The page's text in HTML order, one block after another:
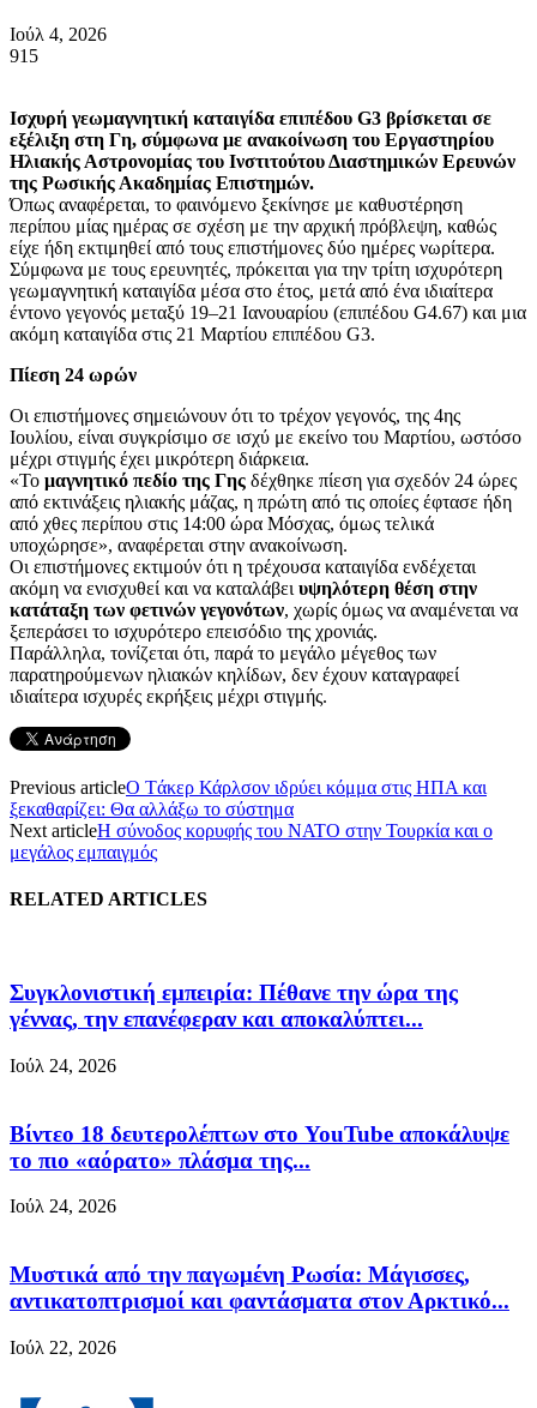
Ιούλ 4, 2026
915
Ισχυρή γεωμαγνητική καταιγίδα επιπέδου G3 βρίσκεται σε
εξέλιξη στη Γη, σύμφωνα με ανακοίνωση του Εργαστηρίου
Ηλιακής Αστρονομίας του Ινστιτούτου Διαστημικών Ερευνών
της Ρωσικής Ακαδημίας Επιστημών.
Όπως αναφέρεται, το φαινόμενο ξεκίνησε με καθυστέρηση
περίπου μίας ημέρας σε σχέση με την αρχική πρόβλεψη, καθώς
είχε ήδη εκτιμηθεί από τους επιστήμονες δύο ημέρες νωρίτερα.
Σύμφωνα με τους ερευνητές, πρόκειται για την τρίτη ισχυρότερη
γεωμαγνητική καταιγίδα μέσα στο έτος, μετά από ένα ιδιαίτερα
έντονο γεγονός μεταξύ 19–21 Ιανουαρίου (επιπέδου G4.67) και μια
ακόμη καταιγίδα στις 21 Μαρτίου επιπέδου G3.
Πίεση 24 ωρών
Οι επιστήμονες σημειώνουν ότι το τρέχον γεγονός, της 4ης
Ιουλίου, είναι συγκρίσιμο σε ισχύ με εκείνο του Μαρτίου, ωστόσο
μέχρι στιγμής έχει μικρότερη διάρκεια.
«Το μαγνητικό πεδίο της Γης δέχθηκε πίεση για σχεδόν 24 ώρες
από εκτινάξεις ηλιακής μάζας, η πρώτη από τις οποίες έφτασε ήδη
από χθες περίπου στις 14:00 ώρα Μόσχας, όμως τελικά
υποχώρησε», αναφέρεται στην ανακοίνωση.
Οι επιστήμονες εκτιμούν ότι η τρέχουσα καταιγίδα ενδέχεται
ακόμη να ενισχυθεί και να καταλάβει υψηλότερη θέση στην
κατάταξη των φετινών γεγονότων, χωρίς όμως να αναμένεται να
ξεπεράσει το ισχυρότερο επεισόδιο της χρονιάς.
Παράλληλα, τονίζεται ότι, παρά το μεγάλο μέγεθος των
παρατηρούμενων ηλιακών κηλίδων, δεν έχουν καταγραφεί
ιδιαίτερα ισχυρές εκρήξεις μέχρι στιγμής.
Previous articleΟ Tάκερ Κάρλσον ιδρύει κόμμα στις ΗΠΑ και
ξεκαθαρίζει: Θα αλλάξω το σύστημα
Next articleΗ σύνοδος κορυφής του ΝΑΤΟ στην Τουρκία και ο
μεγάλος εμπαιγμός
RELATED ARTICLES
Συγκλονιστική εμπειρία: Πέθανε την ώρα της
γέννας, την επανέφεραν και αποκαλύπτει...
Ιούλ 24, 2026
Βίντεο 18 δευτερολέπτων στο YouTube αποκάλυψε
το πιο «αόρατο» πλάσμα της...
Ιούλ 24, 2026
Μυστικά από την παγωμένη Ρωσία: Μάγισσες,
αντικατοπτρισμοί και φαντάσματα στον Αρκτικό...
Ιούλ 22, 2026